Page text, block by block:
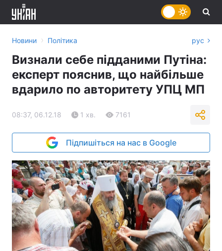
Новини › Політика рус
Визнали себе підданими Путіна:
експерт пояснив, що найбільше
вдарило по авторитету УПЦ МП
08:37, 06.12.18 1 хв. 7161
Підпишіться на нас в Google